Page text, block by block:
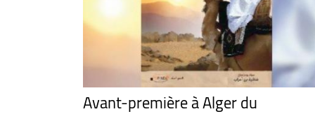
Avant-première à Alger du